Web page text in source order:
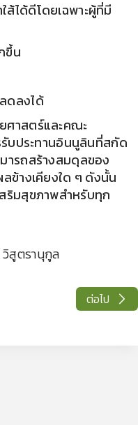
ได้ดีโดยเฉพาะผู้ที่มี
ขึ้น
ดลงได้
ศาสตร์และคณะ
บประทานอินนูลินที่สกัด
ารถสร้างสมดุลของ
ข้างเคียงใด ๆ ดังนั้น
ริมสุขภาพสำหรับทุก
สูตรานุกูล
ต่อไป